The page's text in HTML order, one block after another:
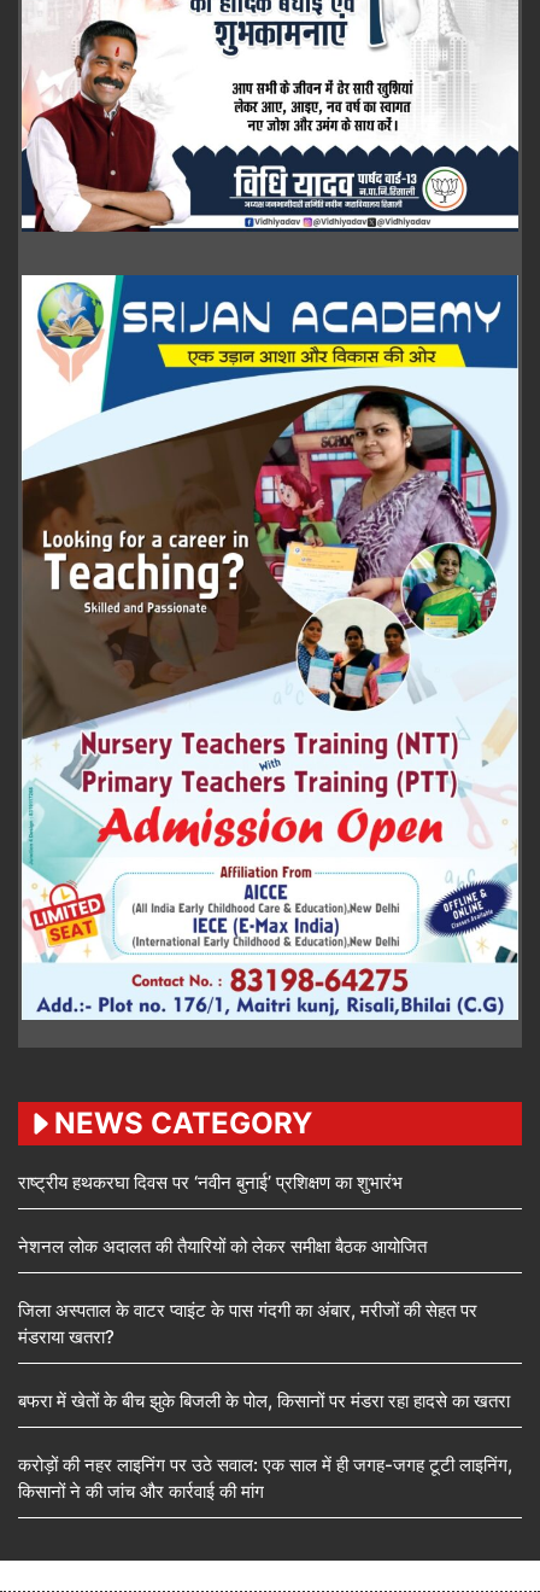
NEWS CATEGORY
राष्ट्रीय हथकरघा दिवस पर ‘नवीन बुनाई’ प्रशिक्षण का शुभारंभ
नेशनल लोक अदालत की तैयारियों को लेकर समीक्षा बैठक आयोजित
जिला अस्पताल के वाटर प्वाइंट के पास गंदगी का अंबार, मरीजों की सेहत पर
मंडराया खतरा?
बफरा में खेतों के बीच झुके बिजली के पोल, किसानों पर मंडरा रहा हादसे का खतरा
करोड़ों की नहर लाइनिंग पर उठे सवाल: एक साल में ही जगह-जगह टूटी लाइनिंग,
किसानों ने की जांच और कार्रवाई की मांग